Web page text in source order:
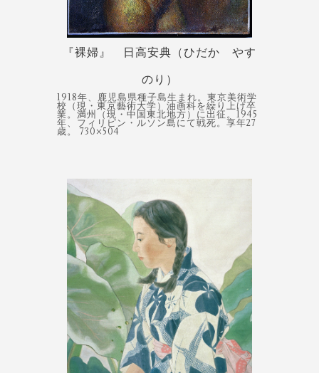
『裸婦』 日高安典（ひだか やす
のり）
1918年、鹿児島県種子島生まれ。東京美術学
校（現・東京藝術大学）油画科を繰り上げ卒
業。満州（現・中国東北地方）に出征。1945
年、フィリピン・ルソン島にて戦死。享年27
歳。 730×504